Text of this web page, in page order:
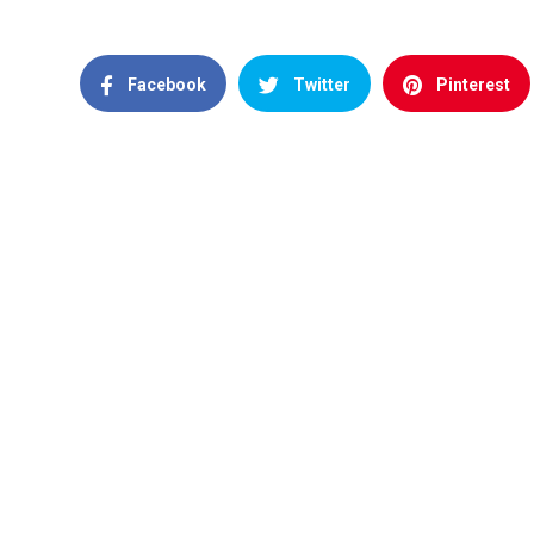
Facebook Twitter Pinterest